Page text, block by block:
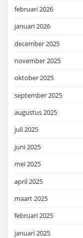
februari 2026
januari 2026
december 2025
november 2025
oktober 2025
september 2025
augustus 2025
juli 2025
juni 2025
mei 2025
april 2025
maart 2025
februari 2025
januari 2025